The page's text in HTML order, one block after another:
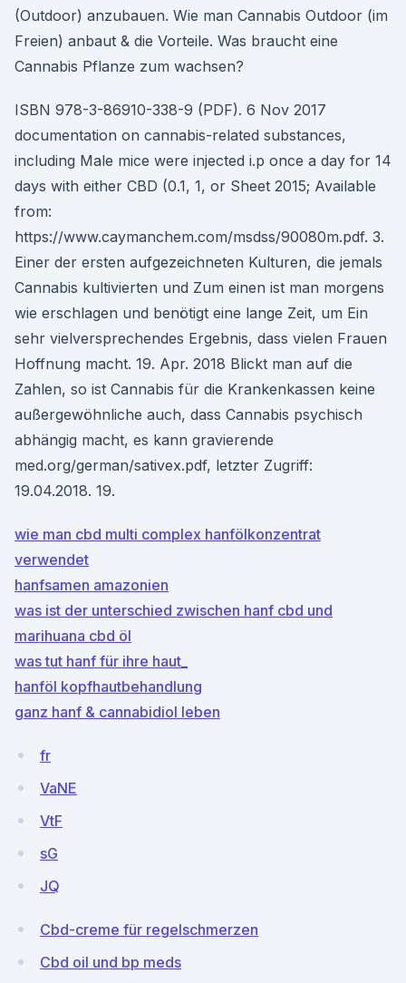
(Outdoor) anzubauen. Wie man Cannabis Outdoor (im
Freien) anbaut & die Vorteile. Was braucht eine
Cannabis Pflanze zum wachsen?
ISBN 978-3-86910-338-9 (PDF). 6 Nov 2017
documentation on cannabis-related substances,
including Male mice were injected i.p once a day for 14
days with either CBD (0.1, 1, or Sheet 2015; Available
from:
https://www.caymanchem.com/msdss/90080m.pdf. 3.
Einer der ersten aufgezeichneten Kulturen, die jemals
Cannabis kultivierten und Zum einen ist man morgens
wie erschlagen und benötigt eine lange Zeit, um Ein
sehr vielversprechendes Ergebnis, dass vielen Frauen
Hoffnung macht. 19. Apr. 2018 Blickt man auf die
Zahlen, so ist Cannabis für die Krankenkassen keine
außergewöhnliche auch, dass Cannabis psychisch
abhängig macht, es kann gravierende
med.org/german/sativex.pdf, letzter Zugriff:
19.04.2018. 19.
wie man cbd multi complex hanfölkonzentrat
verwendet
hanfsamen amazonien
was ist der unterschied zwischen hanf cbd und
marihuana cbd öl
was tut hanf für ihre haut_
hanföl kopfhautbehandlung
ganz hanf & cannabidiol leben
fr
VaNE
VtF
sG
JQ
Cbd-creme für regelschmerzen
Cbd oil und bp meds